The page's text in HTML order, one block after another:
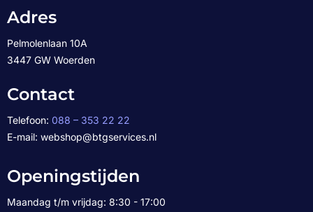
Adres
Pelmolenlaan 10A
3447 GW Woerden
Contact
Telefoon: 088 – 353 22 22
E-mail: webshop@btgservices.nl
Openingstijden
Maandag t/m vrijdag: 8:30 - 17:00